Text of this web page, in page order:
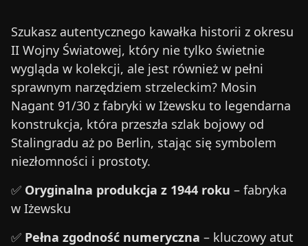
Szukasz autentycznego kawałka historii z okresu
II Wojny Światowej, który nie tylko świetnie
wygląda w kolekcji, ale jest również w pełni
sprawnym narzędziem strzeleckim? Mosin
Nagant 91/30 z fabryki w Iżewsku to legendarna
konstrukcja, która przeszła szlak bojowy od
Stalingradu aż po Berlin, stając się symbolem
niezłomności i prostoty.
✅ Oryginalna produkcja z 1944 roku – fabryka
w Iżewsku
✅ Pełna zgodność numeryczna – kluczowy atut